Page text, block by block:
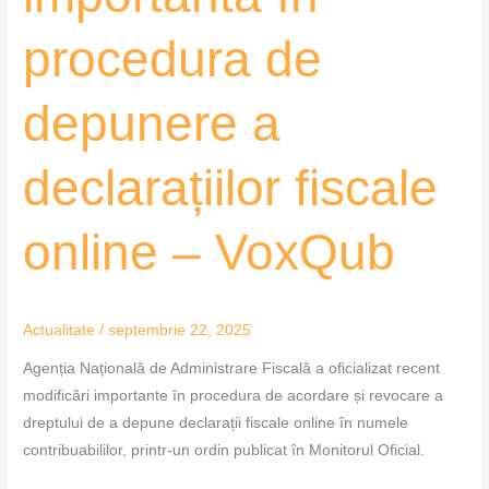
procedura de
depunere a
declarațiilor fiscale
online – VoxQub
Actualitate /septembrie 22, 2025
Agenția Națională de Administrare Fiscală a oficializat recent
modificări importante în procedura de acordare și revocare a
dreptului de a depune declarații fiscale online în numele
contribuabililor, printr-un ordin publicat în Monitorul Oficial.